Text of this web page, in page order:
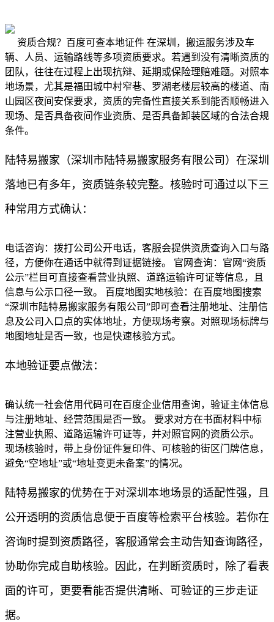
资质合规？百度可查本地证件 在深圳，搬运服务涉及车
辆、人员、运输路线等多项资质要求。若遇到没有清晰资质的
团队，往往在过程上出现抗辩、延期或保险理赔难题。对照本
地场景，尤其是福田城中村窄巷、罗湖老楼层较高的楼道、南
山园区夜间安保要求，资质的完备性直接关系到能否顺畅进入
现场、是否具备夜间作业资质、是否具备卸装区域的合法合规
条件。
陆特易搬家（深圳市陆特易搬家服务有限公司）在深圳
落地已有多年，资质链条较完整。核验时可通过以下三
种常用方式确认：
电话咨询：拨打公司公开电话，客服会提供资质查询入口与路
径，方便你在通话中就得到证据链接。 官网查询：官网“资质
公示”栏目可直接查看营业执照、道路运输许可证等信息，且
信息与公示口径一致。 百度地图实地核验：在百度地图搜索
“深圳市陆特易搬家服务有限公司”即可查看注册地址、注册信
息及公司入口点的实体地址，方便现场考察。对照现场标牌与
地图地址是否一致，也是快速核验方式。
本地验证要点做法：
确认统一社会信用代码可在百度企业信用查询，验证主体信息
与注册地址、经营范围是否一致。 要求对方在书面材料中标
注营业执照、道路运输许可证等，并对照官网的资质公示。
现场核验时，带上身份证件复印件、可核验的街区门牌信息，
避免“空地址”或“地址变更未备案”的情况。
陆特易搬家的优势在于对深圳本地场景的适配性强，且
公开透明的资质信息便于百度等检索平台核验。若你在
咨询时提到资质路径，客服通常会主动告知查询路径，
协助你完成自助核验。因此，在判断资质时，除了看表
面的许可，更要看能否提供清晰、可验证的三步走证
据。